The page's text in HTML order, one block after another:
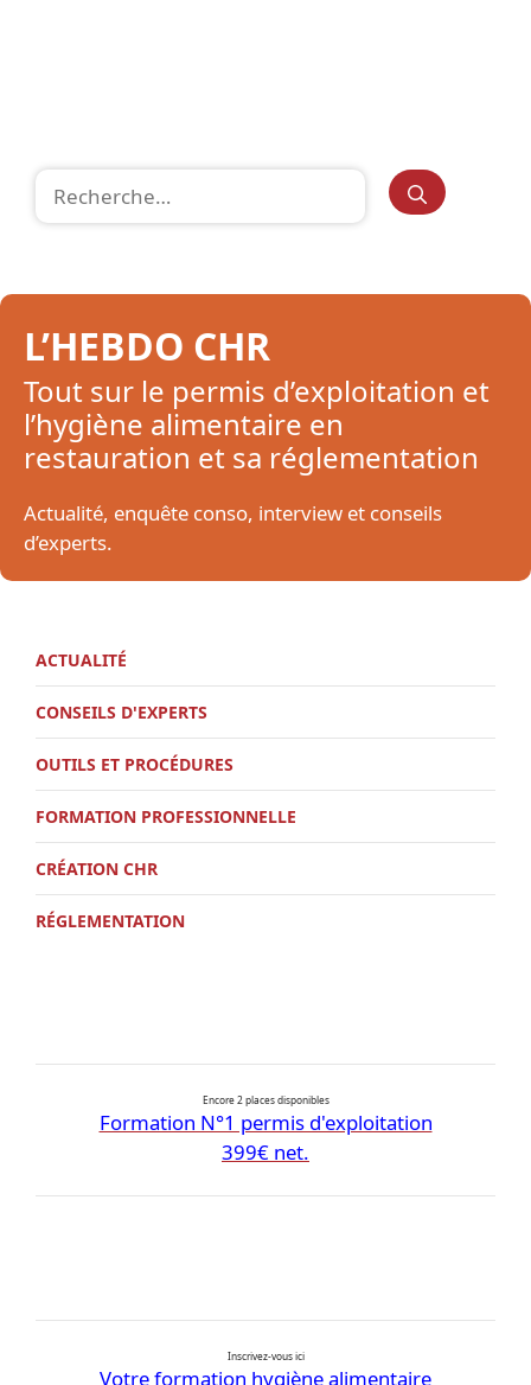
L’HEBDO CHR
Tout sur le permis d’exploitation et
l’hygiène alimentaire en
restauration et sa réglementation
Actualité, enquête conso, interview et conseils
d’experts.
ACTUALITÉ
CONSEILS D'EXPERTS
OUTILS ET PROCÉDURES
FORMATION PROFESSIONNELLE
CRÉATION CHR
RÉGLEMENTATION
Encore 2 places disponibles
Formation N°1 permis d'exploitation
399€ net.
Inscrivez-vous ici
Votre formation hygiène alimentaire